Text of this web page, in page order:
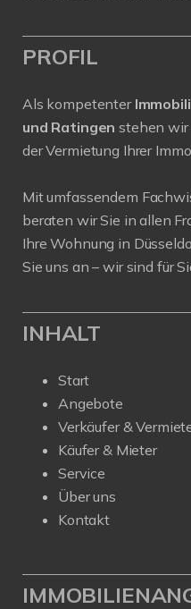
PROFIL
Als kompetenter
und Ratingen stehen wir
der Vermietung Ihrer
Mit umfassendem
beraten wir Sie in allen
Ihre Wohnung in
Sie uns an – wir sind für
INHALT
Start
Angebote
Verkäufer &
Käufer & Mieter
Service
Über uns
Kontakt